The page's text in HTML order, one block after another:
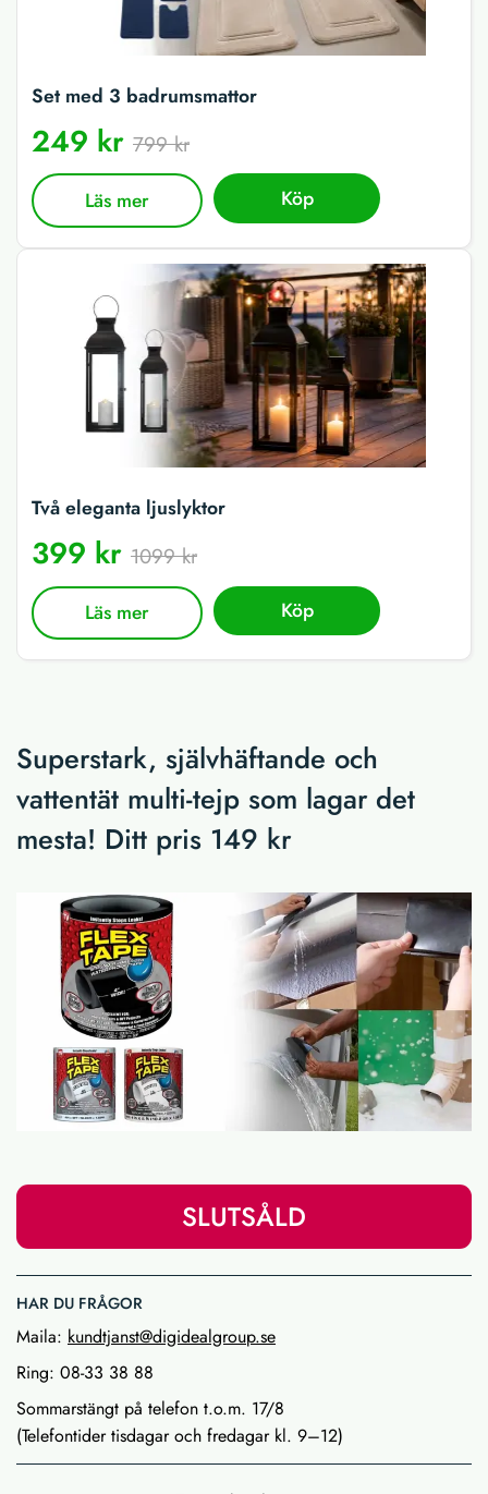
Set med 3 badrumsmattor
249 kr 799 kr
Läs mer Köp
Två eleganta ljuslyktor
399 kr 1099 kr
Läs mer Köp
Superstark, självhäftande och
vattentät multi-tejp som lagar det
mesta! Ditt pris 149 kr
SLUTSÅLD
HAR DU FRÅGOR
Maila: kundtjanst@digidealgroup.se
Ring: 08-33 38 88
Sommarstängt på telefon t.o.m. 17/8
(Telefontider tisdagar och fredagar kl. 9–12)